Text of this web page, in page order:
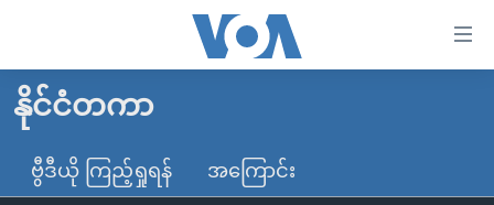
လွယ်ကူ
စေ
သည့်
မူလစာမျက်နှာ
မြန်မာ
ကမ္ဘာ့သတင်းများ
နိုင်ငံတကာ
ဗွီဒီယို ကြည့်ရှုရန် အကြောင်း